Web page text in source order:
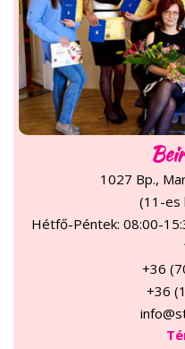
1027 Bp.,
(11-es
Hétfő-Péntek: 08:00-
+36
+36